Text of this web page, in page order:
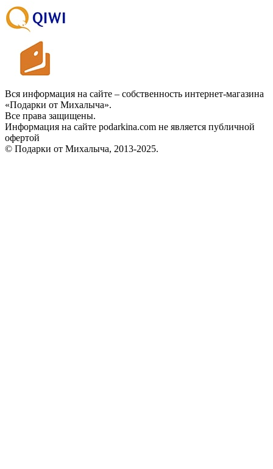
Вся информация на сайте – собственность интернет-магазина
«Подарки от Михалыча».
Все права защищены.
Информация на сайте podarkina.com не является публичной
офертой
© Подарки от Михалыча, 2013-2025.